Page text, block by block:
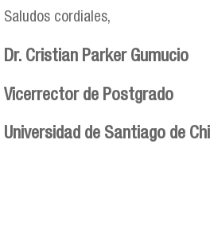
Saludos cordiales,
Dr. Cristian Parker Gumucio
Vicerrector de Postgrado
Universidad de Santiago de